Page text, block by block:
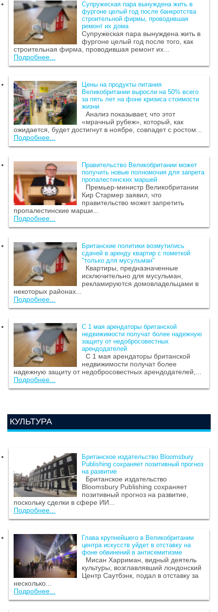
Супружеская пара вынуждена жить в
фургоне целый год после банкротства
строительной фирмы, проводившая
ремонт их дома
Супружеская пара вынуждена жить в
фургоне целый год после того, как
строительная фирма, проводившая ремонт их...
Подробнее...
Цены на продукты питания
Великобритании выросли на 50% всего
за пять лет на фоне кризиса стоимости
жизни
Анализ показывает, что этот
«мрачный рубеж», который, как
ожидается, будет достигнут в ноябре, совпадет с ростом...
Подробнее...
Правительство Великобритании может
получить новые полномочия для запрета
пропалестинских маршей
Премьер-министр Великобритании
Кир Стармер заявил, что
правительство может запретить
пропалестинские марши...
Подробнее...
Британские политики возмутились
сдачей в аренду квартир с пометкой
"только для мусульман"
Квартиры, предназначенные
исключительно для мусульман,
рекламируются домовладельцами в
некоторых районах...
Подробнее...
С 1 мая арендаторы британской
недвижимости получат более надежную
защиту от недобросовестных
арендодателей
С 1 мая арендаторы британской
недвижимости получат более
надежную защиту от недобросовестных арендодателей,...
Подробнее...
КУЛЬТУРА
Британское издательство Bloomsbury
Publishing сохраняет позитивный прогноз
на развитие
Британское издательство
Bloomsbury Publishing сохраняет
позитивный прогноз на развитие,
поскольку сделки в сфере ИИ...
Подробнее...
Глава крупнейшего в Великобритании
центра искусств уйдет в отставку на
фоне обвинений в антисемитизме
Мисан Харриман, видный деятель
культуры, возглавлявший лондонский
Центр Саутбэнк, подал в отставку за
несколько...
Подробнее...